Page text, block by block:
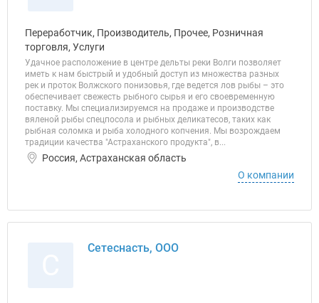
Переработчик, Производитель, Прочее, Розничная
торговля, Услуги
Удачное расположение в центре дельты реки Волги позволяет
иметь к нам быстрый и удобный доступ из множества разных
рек и проток Волжского понизовья, где ведется лов рыбы – это
обеспечивает свежесть рыбного сырья и его своевременную
поставку. Мы специализируемся на продаже и производстве
вяленой рыбы спецпосола и рыбных деликатесов, таких как
рыбная соломка и рыба холодного копчения. Мы возрождаем
традиции качества "Астраханского продукта", в...
Россия, Астраханская область
О компании
Сетеснасть, ООО